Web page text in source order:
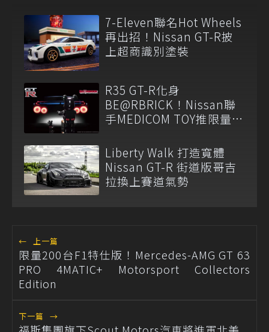
7-Eleven聯名Hot Wheels
再出招！Nissan GT-R披
上超商識別塗裝
R35 GT-R化身
BE@RBRICK！Nissan聯
手MEDICOM TOY推限量收
Liberty Walk 打造寬體
Nissan GT-R 街道版哥吉
拉換上賽道氣勢
← 上一篇
限量200台F1特仕版！Mercedes-AMG GT 63
PRO 4MATIC+ Motorsport Collectors
Edition
下一篇 →